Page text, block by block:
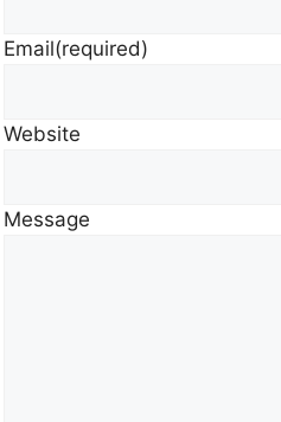
Email(required)
Website
Message